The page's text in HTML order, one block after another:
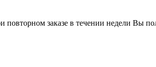
заказе в течении недели Вы